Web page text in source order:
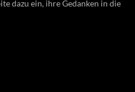
dazu ein, ihre Gedanken in die